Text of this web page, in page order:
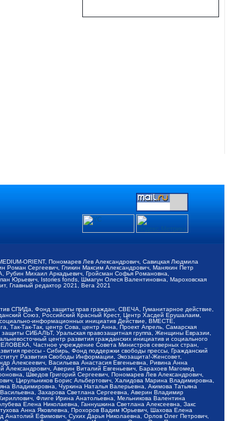
ORIENT, Пономарев Лев Александрович, Савицкая Людмила
Роман Сергеевич, Гликин Максим Александрович, Маняхин Петр
Михаил Аркадьевич, Гройсман Софья Романовна,
Юрьевич, Istories fonds, Шмагун Олеся Валентиновна, Мароховская
Главный редактор 2021, Вега 2021
СПИДа, Фонд защиты прав граждан, СВЕЧА, Гуманитарное действие,
Союз, Российский Красный Крест, Центр Хасдей Ерушалаим,
информационных инициатив Действие, ВМЕСТЕ,
Так-Так-Так, центр Сова, центр Анна, Проект Апрель, Самарская
СИБАЛЬТ, Уральская правозащитная группа, Женщины Евразии,
центр развития гражданских инициатив и социального
Частное учреждение Совета Министров северных стран,
прессы - Сибирь, Фонд поддержки свободы прессы, Гражданский
Развития Свободы Информации, Экозащита!-Женсовет,
Алексеевич, Васильева Анастасия Евгеньевна, Ривина Анна
Аверин Виталий Евгеньевич, Барахоев Магомед
Шведов Григорий Сергеевич, Пономарев Лев Александрович,
Цирульников Борис Альбертович, Халидова Марина Владимировна,
Владимировна, Чуркина Наталья Валерьевна, Акимова Татьяна
Захарова Светлана Сергеевна, Аверин Владимир
Флиге Ирина Анатольевна, Мельникова Валентина
Елена Николаевна, Ганнушкина Светлана Алексеевна, Закс
Анна Яковлевна, Прохоров Вадим Юрьевич, Шахова Елена
Анатолий Ефимович, Сухих Дарья Николаевна, Орлов Олег Петрович,